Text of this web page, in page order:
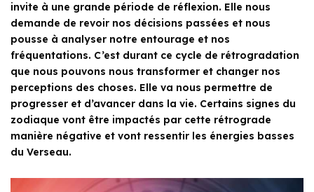
invite à une grande période de réflexion. Elle nous
demande de revoir nos décisions passées et nous
pousse à analyser notre entourage et nos
fréquentations. C’est durant ce cycle de rétrogradation
que nous pouvons nous transformer et changer nos
perceptions des choses. Elle va nous permettre de
progresser et d’avancer dans la vie. Certains signes du
zodiaque vont être impactés par cette rétrograde
manière négative et vont ressentir les énergies basses
du Verseau.